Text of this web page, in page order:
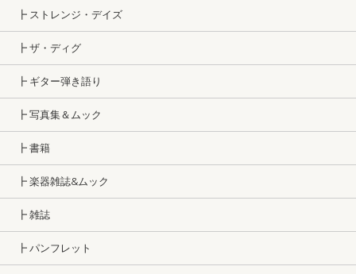
┣ ストレンジ・デイズ
┣ ザ・ディグ
┣ ギター弾き語り
┣ 写真集＆ムック
┣ 書籍
┣ 楽器雑誌&ムック
┣ 雑誌
┣ パンフレット